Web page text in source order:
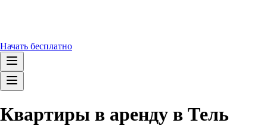
Начать бесплатно
Квартиры в аренду в Тель